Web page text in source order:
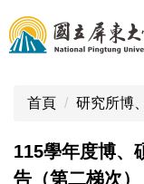
跳
到
主
區
首頁 研究所博
115學年度博、
告（第二梯次）